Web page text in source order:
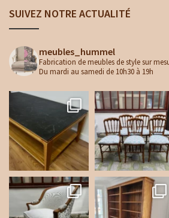
SUIVEZ NOTRE ACTUALITÉ
meubles_hummel
Fabrication de meubles de style sur
Du mardi au samedi de 10h30 à 19h